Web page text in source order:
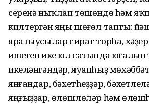
серенә ныҡлап төшөндө һәм
килтергән яңы шөғөл тапты:
яратыусылар сират торһа,
ишеген ике юл сатында юғалып
икеләнгәндәр, яуапһыҙ
янғандар, бәхетһеҙҙәр,
яңғыҙҙар, өлөшлөләр һәм